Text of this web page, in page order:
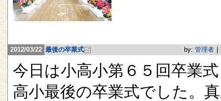
2012/03/22 最後の卒業式 by: 管理者
今日は小高小第６５回卒業
高小最後の卒業式でした。